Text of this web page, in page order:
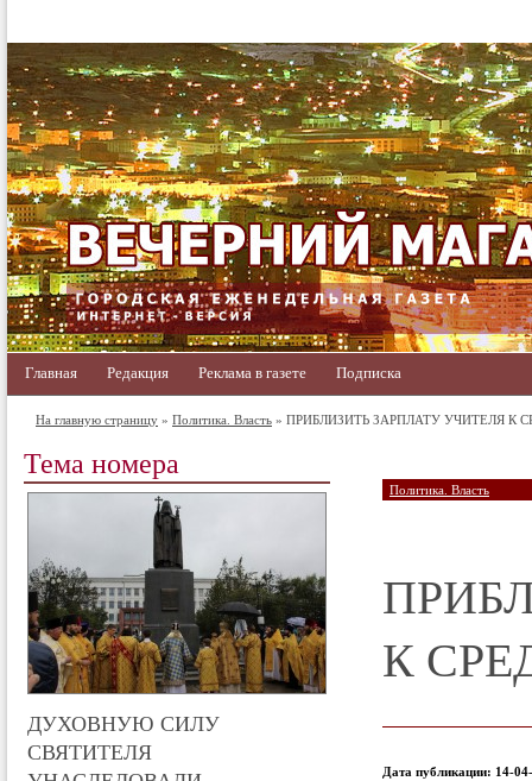
Главная Редакция Реклама в газете Подписка
На главную страницу » Политика. Власть » ПРИБЛИЗИТЬ ЗАРПЛАТУ УЧИТЕЛЯ К
Тема номера
ДУХОВНУЮ СИЛУ
СВЯТИТЕЛЯ
Политика. Власть
К
Дата публикации: 14-